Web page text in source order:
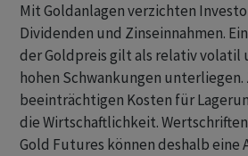
Mit Goldanlagen verzichten
Dividenden und Zinseinnahmen.
der Goldpreis gilt als relativ volatil
hohen Schwankungen unterliegen.
beeinträchtigen Kosten für
die Wirtschaftlichkeit.
Gold Futures können deshalb eine